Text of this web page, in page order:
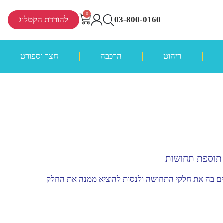
03-800-0160
0
להורדת הקטלוג
ריהוט הרכבה חצר וספורט
ניתן לשים בה את חלקי התחושה ולנסות להוציא ממנה את החלק